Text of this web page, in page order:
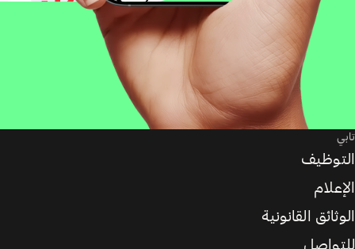
تابي
التوظيف
الإعلام
الوثائق القانونية
للتواصل